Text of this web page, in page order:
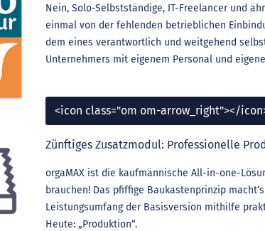
Nein, Solo-Selbstständige, IT-Freelancer und
einmal von der fehlenden betrieblichen
dem eines verantwortlich und weitgehend
Unternehmers mit eigenem Personal und
<icon class="om om-arrow_right"></
Zünftiges Zusatzmodul: Professionelle
orgaMAX ist die kaufmännische All-in-one-
brauchen! Das pfiffige Baukastenprinzip
Leistungsumfang der Basisversion mithilfe
Heute: „Produktion“.